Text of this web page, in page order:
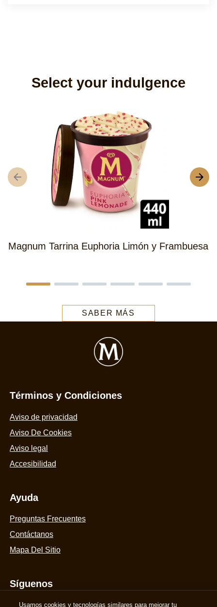
Select your indulgence
Magnum Tarrina Euphoria Limón y Frambuesa
SABER MÁS
Términos y Condiciones
Aviso de privacidad
Aviso De Cookies
Aviso legal
Accesibilidad
Ayuda
Preguntas Frecuentes
Contáctanos
Mapa Del Sitio
Síguenos
Suscríbete
Usamos cookies y tecnologías similares para mejorar tu